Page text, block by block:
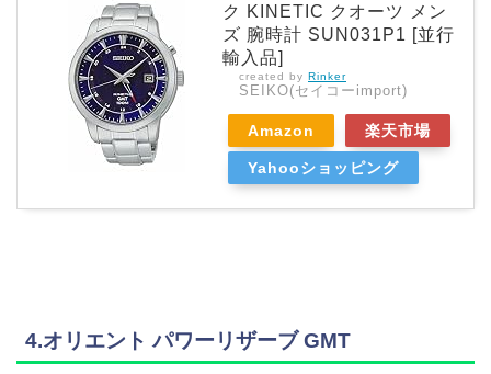
ク KINETIC クオーツ メン
ズ 腕時計 SUN031P1 [並行
輸入品]
created by Rinker
SEIKO(セイコーimport)
Amazon 楽天市場
Yahooショッピング
4.オリエント パワーリザーブ GMT